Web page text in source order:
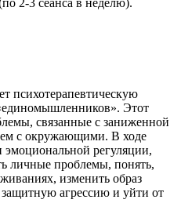
психотерапевтическую
Этот
связанные с заниженной
с окружающими. В ходе
регуляции,
личные проблемы, понять,
изменить образ
агрессию и уйти от